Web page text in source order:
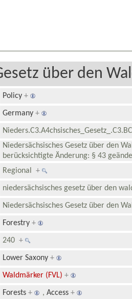
über den
Policy +
Germany +
Niedersächsisches Gesetz über den
berücksichtigte Änderung: § 43
Regional+
niedersächsisches gesetz über den
Niedersächsisches Gesetz über den
Forestry +
240+
Lower Saxony +
Waldmärker (FVL) +
Forests + ,Access +